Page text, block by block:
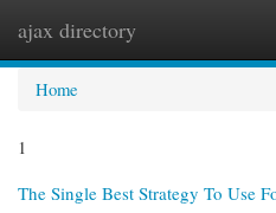
ajax directory
Home
1
The Single Best Strategy To Use